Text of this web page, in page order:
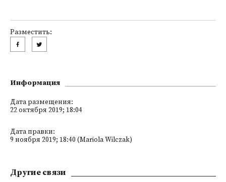
Разместить:
Информация
Дата размещения:
22 октября 2019; 18:04
Дата правки:
9 ноября 2019; 18:40 (Mariola Wilczak)
Другие связи